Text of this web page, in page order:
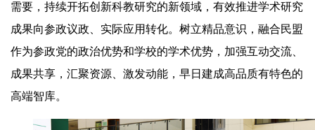
需要，持续开拓创新科教研究的新领域，有效推进学术研究
成果向参政议政、实际应用转化。树立精品意识，融合民盟
作为参政党的政治优势和学校的学术优势，加强互动交流、
成果共享，汇聚资源、激发动能，早日建成高品质有特色的
高端智库。